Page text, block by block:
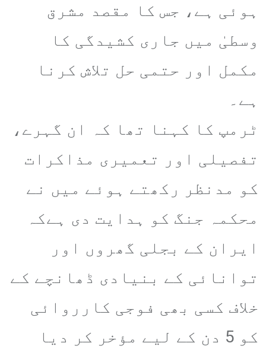
ہوئی ہے، جس کا مقصد مشرق
وسطیٰ میں جاری کشیدگی کا
مکمل اور حتمی حل تلاش کرنا
ہے۔
ٹرمپ کا کہنا تھا کہ ان گہرے،
تفصیلی اور تعمیری مذاکرات
کو مدنظر رکھتے ہوئے میں نے
محکمہ جنگ کو ہدایت دی ہےکہ
ایران کے بجلی گھروں اور
توانائی کے بنیادی ڈھانچے کے
خلاف کسی بھی فوجی کارروائی
کو 5 دن کے لیے مؤخر کر دیا